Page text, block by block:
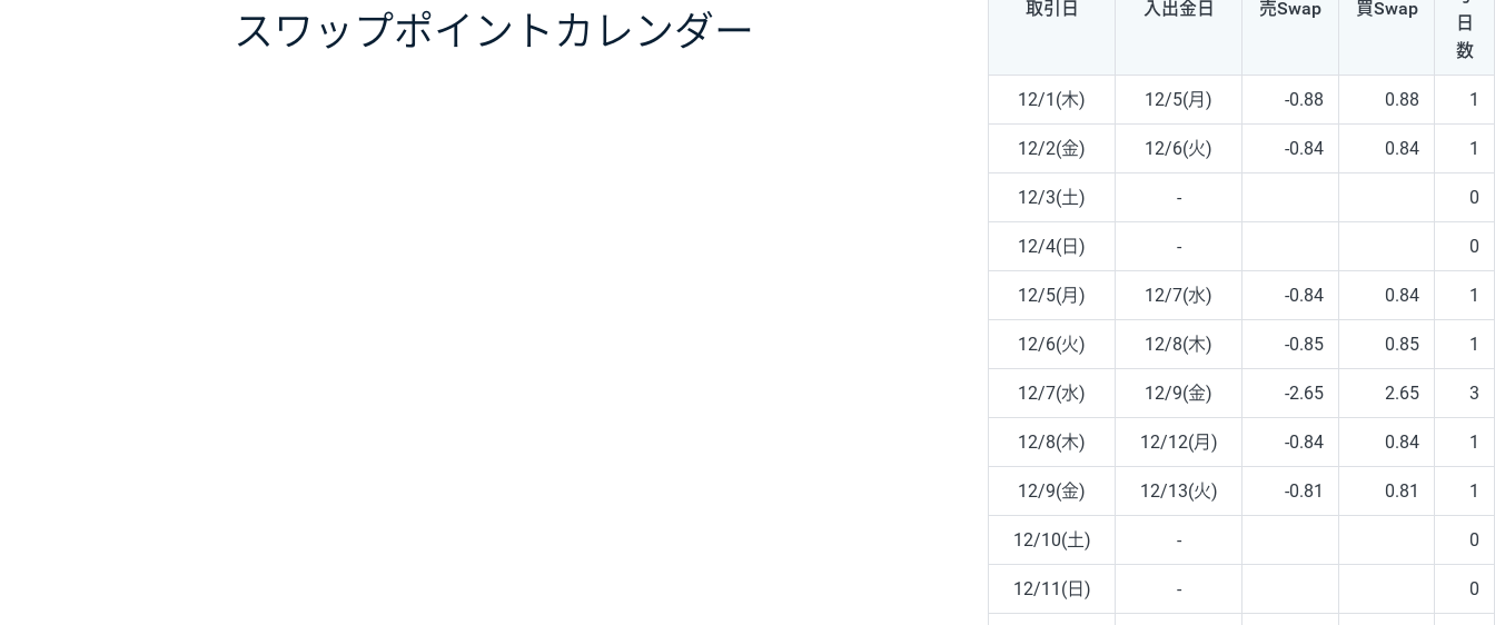
スワップポイント カレンダー
取引日 入出金日 売Swap 買Swap
日
数
12/1(木) 12/5(月) -0.88 0.88 1
12/2(金) 12/6(火) -0.84 0.84 1
12/3(土) - 0
12/4(日) - 0
12/5(月) 12/7(水) -0.84 0.84 1
12/6(火) 12/8(木) -0.85 0.85 1
12/7(水) 12/9(金) -2.65 2.65 3
12/8(木) 12/12(月) -0.84 0.84 1
12/9(金) 12/13(火) -0.81 0.81 1
12/10(土) - 0
12/11(日) - 0